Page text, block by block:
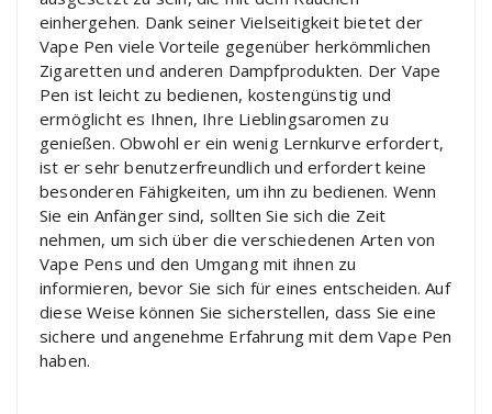
einhergehen. Dank seiner Vielseitigkeit bietet der
Vape Pen viele Vorteile gegenüber herkömmlichen
Zigaretten und anderen Dampfprodukten. Der Vape
Pen ist leicht zu bedienen, kostengünstig und
ermöglicht es Ihnen, Ihre Lieblingsaromen zu
genießen. Obwohl er ein wenig Lernkurve erfordert,
ist er sehr benutzerfreundlich und erfordert keine
besonderen Fähigkeiten, um ihn zu bedienen. Wenn
Sie ein Anfänger sind, sollten Sie sich die Zeit
nehmen, um sich über die verschiedenen Arten von
Vape Pens und den Umgang mit ihnen zu
informieren, bevor Sie sich für eines entscheiden. Auf
diese Weise können Sie sicherstellen, dass Sie eine
sichere und angenehme Erfahrung mit dem Vape Pen
haben.